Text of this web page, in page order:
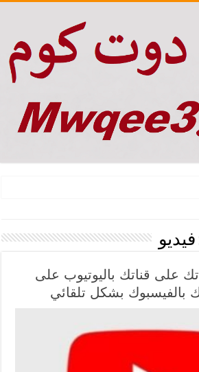
فيديو
على قناتك باليوتيوب على
بالفيسبوك بشكل تلقائي